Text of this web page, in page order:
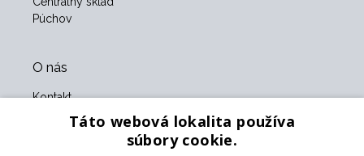
Púchov
O nás
Kontakt
Obchodné podmienky
Táto webová lokalita používa
súbory cookie.